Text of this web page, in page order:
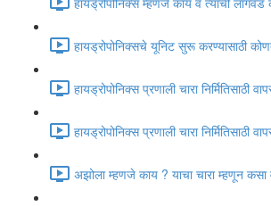
हायड्रोपोनिक्सचे यूनिट सुरू करण्यासाठी
हायड्रोपोनिक्स प्रणाली चारा
हायड्रोपोनिक्स प्रणाली चारा
अझोला म्हणजे काय ? याचा चारा म्हणून